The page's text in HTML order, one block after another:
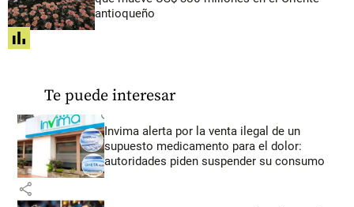
antioqueño
share
Te puede interesar
Invima alerta por la venta ilegal de un
supuesto medicamento para el dolor:
autoridades piden suspender su consumo
share